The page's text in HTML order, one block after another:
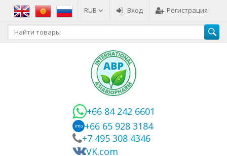
RUB Вход Регистрация
+66 84 242 6601
imo +66 65 928 3184
+7 495 308 4346
VK.com